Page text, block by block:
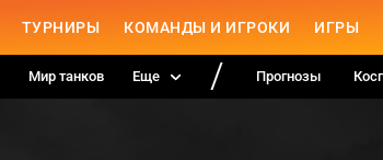
ТУРНИРЫ КОМАНДЫ И ИГРОКИ ИГРЫ
Мир танков Еще Прогнозы